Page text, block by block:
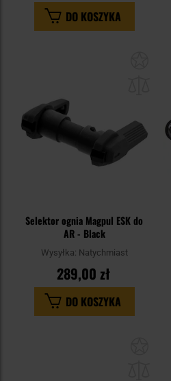
DO KOSZYKA
Selektor ognia Magpul ESK do
AR - Black
Wysyłka: Natychmiast
289,00 zł
DO KOSZYKA